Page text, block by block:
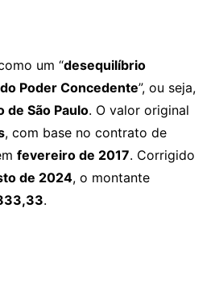
um “desequilíbrio
Poder Concedente”, ou seja,
de São Paulo. O valor original
, com base no contrato de
fevereiro de 2017. Corrigido
de 2024, o montante
.